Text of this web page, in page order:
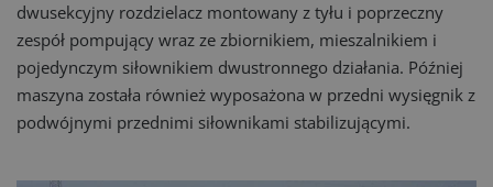
dwusekcyjny rozdzielacz montowany z tyłu i poprzeczny
zespół pompujący wraz ze zbiornikiem, mieszalnikiem i
pojedynczym siłownikiem dwustronnego działania. Później
maszyna została również wyposażona w przedni wysięgnik z
podwójnymi przednimi siłownikami stabilizującymi.